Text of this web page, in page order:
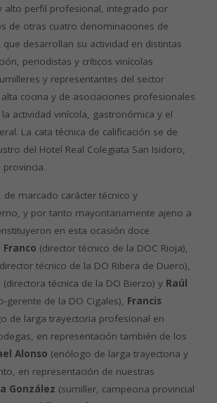
alto perfil profesional, integrado por
de otras cuatro denominaciones de
desarrollan su actividad en distintas
periodistas y críticos vinícolas
y representantes del sector
cocina y de asociaciones profesionales
actividad vinícola, gastronómica y el
La cata técnica de calificación se de
del Hotel Real Colegiata San Isidoro,
provincia.
de marcado carácter técnico y
y por tanto mayoritariamente ajeno a
en esta ocasión doce
Franco (director técnico de la DOC Rioja),
técnico de la DO Ribera de Duero),
(directora técnica de la DO Bierzo) y Raúl
gerente de la DO Cigales), Francis
de larga trayectoria profesional en
en representación también de los
Alonso (enólogo de larga trayectoria y
en representación de nuestras
González (sumiller, campeona provincial